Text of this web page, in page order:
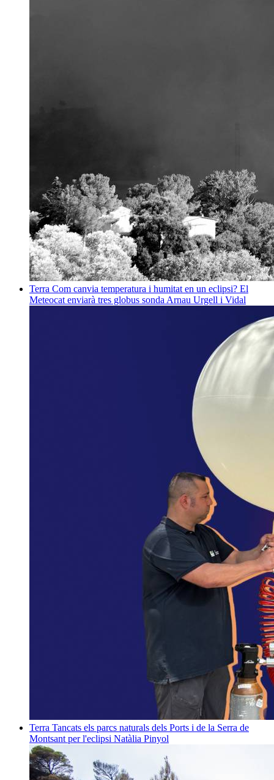
Terra Com canvia temperatura i humitat en un eclipsi? El
Meteocat enviarà tres globus sonda Arnau Urgell i Vidal
Terra Tancats els parcs naturals dels Ports i de la Serra de
Montsant per l'eclipsi Natàlia Pinyol